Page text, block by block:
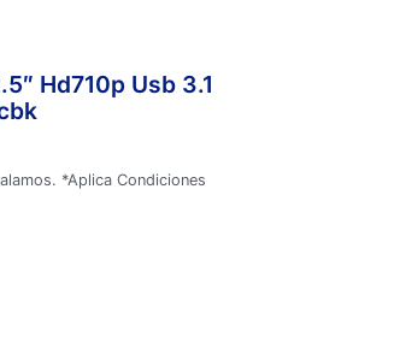
Hd710p Usb 3.1
*Aplica Condiciones